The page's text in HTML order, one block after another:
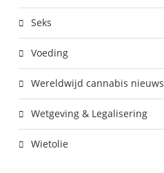
Seks
Voeding
Wereldwijd cannabis nieuws
Wetgeving & Legalisering
Wietolie